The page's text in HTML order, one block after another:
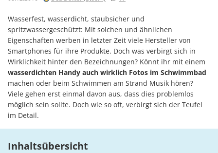
Wasserfest, wasserdicht, staubsicher und
spritzwassergeschützt: Mit solchen und ähnlichen
Eigenschaften werben in letzter Zeit viele Hersteller von
Smartphones für ihre Produkte. Doch was verbirgt sich in
Wirklichkeit hinter den Bezeichnungen? Könnt ihr mit einem
wasserdichten Handy auch wirklich Fotos im Schwimmbad
machen oder beim Schwimmen am Strand Musik hören?
Viele gehen erst einmal davon aus, dass dies problemlos
möglich sein sollte. Doch wie so oft, verbirgt sich der Teufel
im Detail.
Inhaltsübersicht